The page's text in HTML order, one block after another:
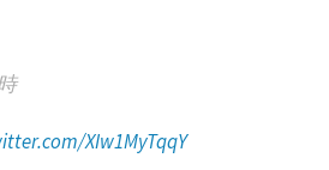
XIw1MyTqqY